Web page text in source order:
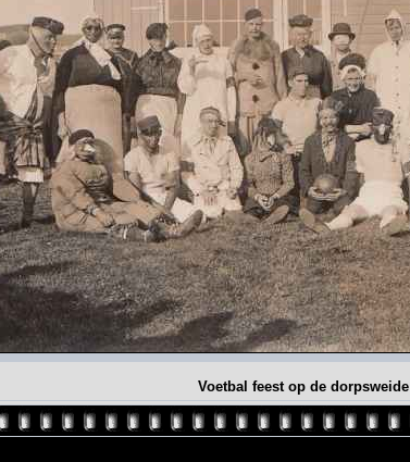
Voetbal feest op de dorpsweide